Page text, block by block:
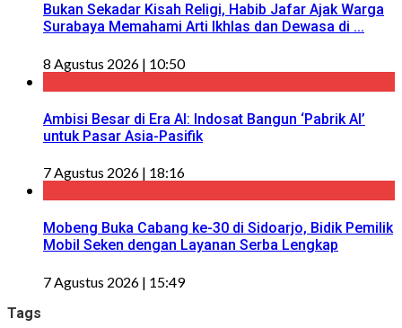
Bukan Sekadar Kisah Religi, Habib Jafar Ajak Warga
Surabaya Memahami Arti Ikhlas dan Dewasa di ...
8 Agustus 2026 | 10:50
Ambisi Besar di Era AI: Indosat Bangun ‘Pabrik AI’
untuk Pasar Asia-Pasifik
7 Agustus 2026 | 18:16
Mobeng Buka Cabang ke-30 di Sidoarjo, Bidik Pemilik
Mobil Seken dengan Layanan Serba Lengkap
7 Agustus 2026 | 15:49
Tags